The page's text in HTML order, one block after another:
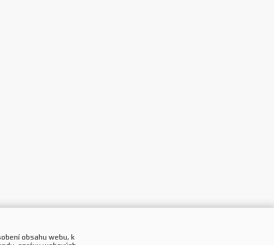
obsahu webu, k